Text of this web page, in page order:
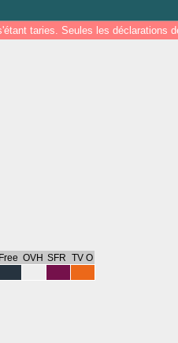
taries. Seules les déclarations
Free OVH SFR TV O